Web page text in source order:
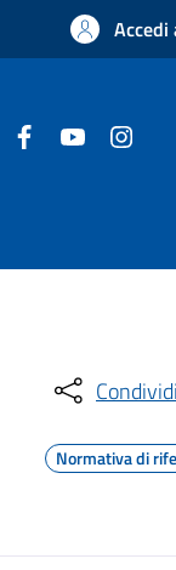
Condividi
Normativa di